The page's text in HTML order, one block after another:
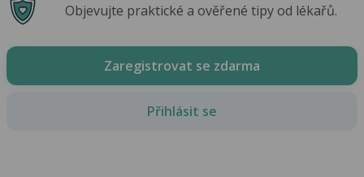
Objevujte praktické a ověřené tipy od lékařů.
Zaregistrovat se zdarma
Přihlásit se